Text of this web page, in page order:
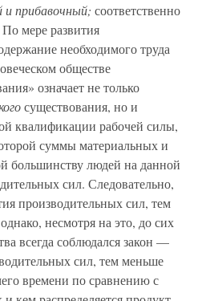
и прибавочный; соответственно
мере развития
необходимого труда
обществе
означает не только
существования, но и
квалификации рабочей силы,
суммы материальных и
большинству людей на данной
сил. Следовательно,
производительных сил, тем
несмотря на это, до сих
всегда соблюдался закон —
сил, тем меньше
времени по сравнению с